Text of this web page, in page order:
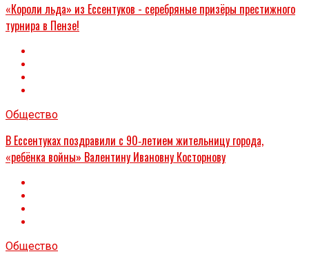
«Короли льда» из Ессентуков - серебряные призёры престижного
турнира в Пензе!
Общество
В Ессентуках поздравили с 90‑летием жительницу города,
«ребёнка войны» Валентину Ивановну Косторнову
Общество